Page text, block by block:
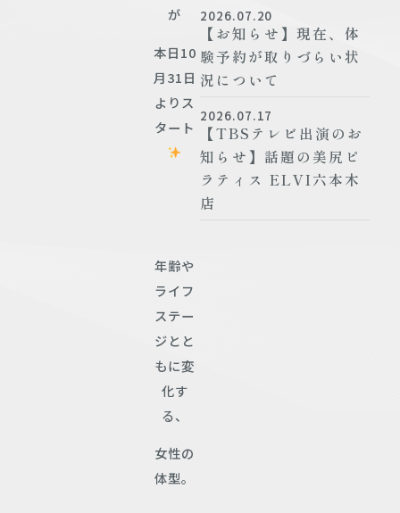
が
本日10
月31日
よりス
タート
年齢や
ライフ
ステー
ジとと
もに変
化す
る、
女性の
体型。
2026.07.20
【お知らせ】現在、体
験予約が取りづらい状
況について
2026.07.17
【TBSテレビ出演のお
知らせ】話題の美尻ピ
ラティス ELVI六本木
店